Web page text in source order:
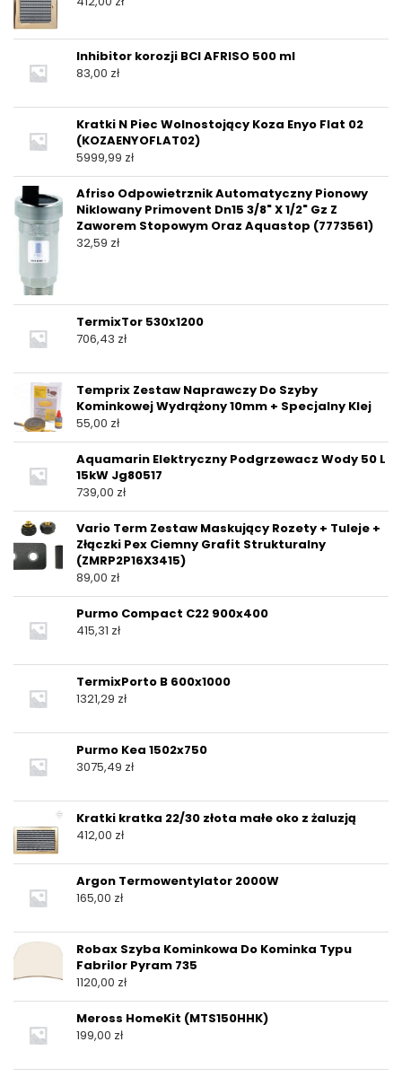
Inhibitor korozji BCI AFRISO 500 ml
83,00 zł
Kratki N Piec Wolnostojący Koza Enyo Flat 02
(KOZAENYOFLAT02)
5999,99 zł
Afriso Odpowietrznik Automatyczny Pionowy
Niklowany Primovent Dn15 3/8" X 1/2" Gz Z
Zaworem Stopowym Oraz Aquastop (7773561)
32,59 zł
TermixTor 530x1200
706,43 zł
Temprix Zestaw Naprawczy Do Szyby
Kominkowej Wydrążony 10mm + Specjalny Klej
55,00 zł
Aquamarin Elektryczny Podgrzewacz Wody 50 L
15kW Jg80517
739,00 zł
Vario Term Zestaw Maskujący Rozety + Tuleje +
Złączki Pex Ciemny Grafit Strukturalny
(ZMRP2P16X3415)
89,00 zł
Purmo Compact C22 900x400
415,31 zł
TermixPorto B 600x1000
1321,29 zł
Purmo Kea 1502x750
3075,49 zł
Kratki kratka 22/30 złota małe oko z żaluzją
412,00 zł
Argon Termowentylator 2000W
165,00 zł
Robax Szyba Kominkowa Do Kominka Typu
Fabrilor Pyram 735
1120,00 zł
Meross HomeKit (MTS150HHK)
199,00 zł